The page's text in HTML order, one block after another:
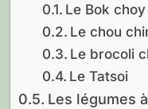
Le Bok
Le chou
Le brocoli
Le Tatsoi
Les légumes